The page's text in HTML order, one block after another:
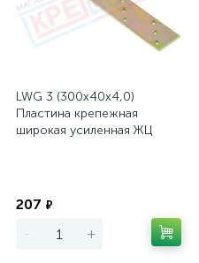
LWG 3 (300х40х4,0)
Пластина крепежная
широкая усиленная ЖЦ
207 ₽
- +